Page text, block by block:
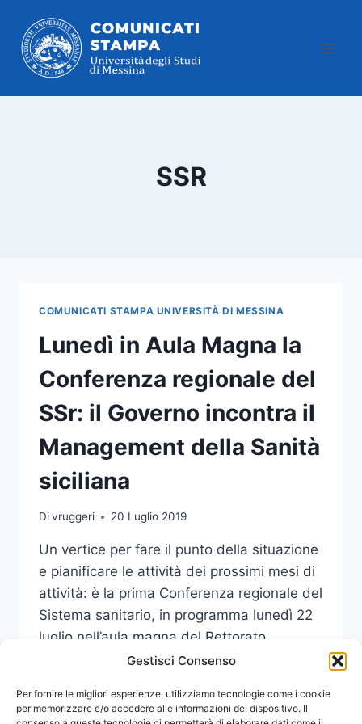
Gestisci Consenso
Per fornire le migliori esperienze, utilizziamo tecnologie come i cookie
per memorizzare e/o accedere alle informazioni del dispositivo. Il
contenuto
SSR
COMUNICATI STAMPA UNIVERSITÀ DI MESSINA
Lunedì in Aula Magna la
Conferenza regionale del
SSr: il Governo incontra il
Management della Sanità
siciliana
Divruggeri 20 Luglio 2019
Un vertice per fare il punto della situazione
e pianificare le attività dei prossimi mesi di
attività: è la prima Conferenza regionale del
Sistema sanitario, in programma lunedì 22
luglio nell’aula magna del Rettorato
dell’Università di Messina.
LEGGI DI PIÙLUNEDÌ
IN